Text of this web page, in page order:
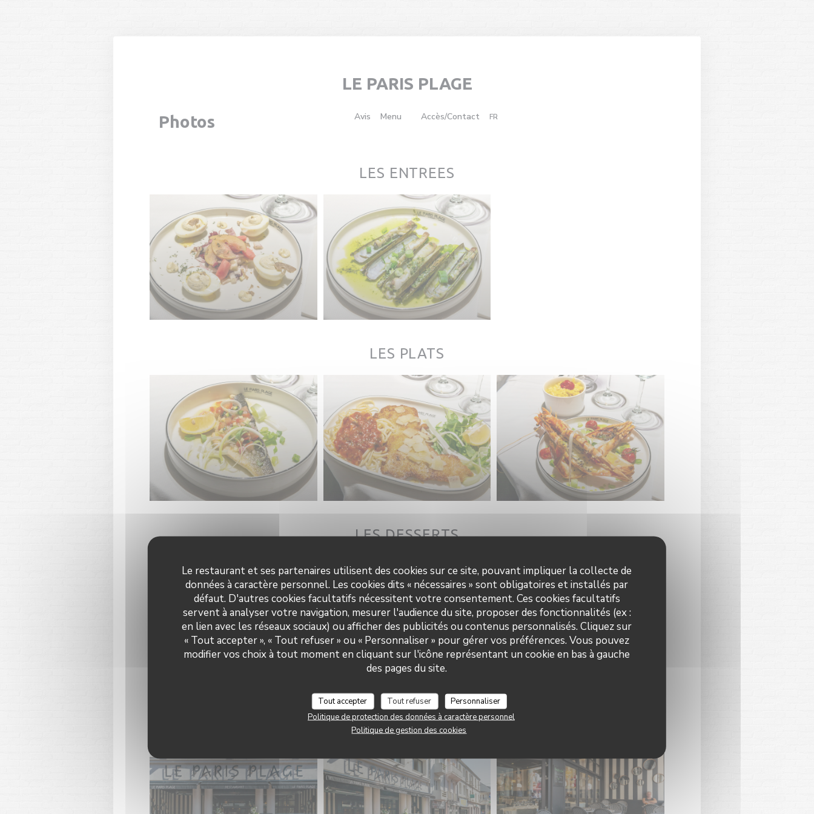
Le restaurant et ses partenaires utilisent des cookies sur ce site, pouvant impliquer la collecte de
données à caractère personnel. Les cookies dits « nécessaires » sont obligatoires et installés par
défaut. D'autres cookies facultatifs nécessitent votre consentement. Ces cookies facultatifs
servent à analyser votre navigation, mesurer l'audience du site, proposer des fonctionnalités (ex :
en lien avec les réseaux sociaux) ou afficher des publicités ou contenus personnalisés. Cliquez sur
« Tout accepter », « Tout refuser » ou « Personnaliser » pour gérer vos préférences. Vous pouvez
modifier vos choix à tout moment en cliquant sur l'icône représentant un cookie en bas à gauche
des pages du site.
Tout accepter Tout refuser
Personnaliser
Politique de protection des données à caractère personnel
Politique de gestion des cookies
LE PARIS PLAGE
Avis Menu ((ouvre une nouvelle fenêtre))
((ouvre une nouvelle fenêtre))
Accès/Contact FR
Photos
LES ENTREES
LES PLATS
LES DESSERTS
LE RESTAURANT
Le Paris Plage